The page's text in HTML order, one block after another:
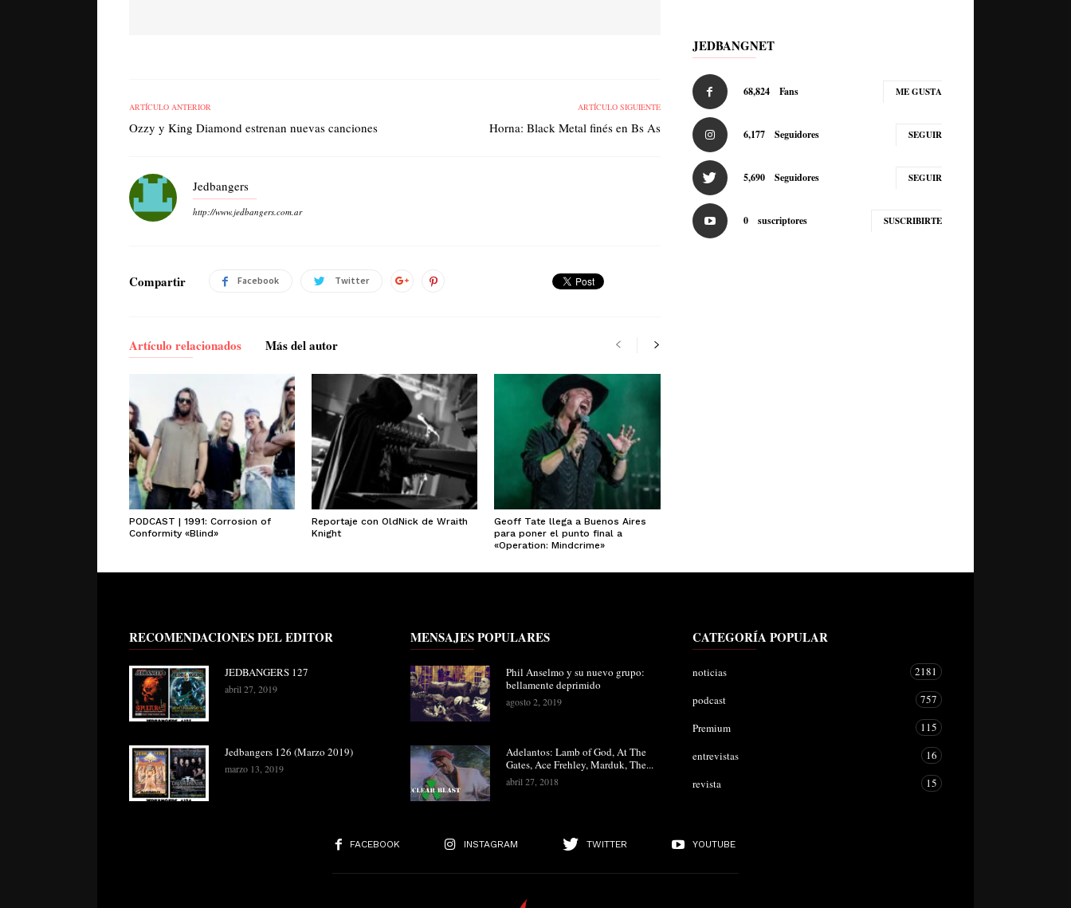
ARTÍCULO ANTERIOR
Ozzy y King Diamond estrenan nuevas canciones
ARTÍCULO SIGUIENTE
Horna: Black Metal finés en Bs As
Jedbangers
http://www.jedbangers.com.ar
Compartir Facebook Twitter
Artículo relacionados Más del autor
PODCAST | 1991: Corrosion of
Conformity «Blind»
Reportaje con OldNick de Wraith
Knight
Geoff Tate llega a Buenos Aires
para poner el punto final a
«Operation: Mindcrime»
JEDBANGNET
68,824 Fans ME GUSTA
6,177 Seguidores SEGUIR
5,690 Seguidores SEGUIR
0 suscriptores SUSCRIBIRTE
RECOMENDACIONES DEL EDITOR
JEDBANGERS 127
abril 27, 2019
Jedbangers 126 (Marzo 2019)
marzo 13, 2019
MENSAJES POPULARES
Phil Anselmo y su nuevo grupo:
bellamente deprimido
agosto 2, 2019
Adelantos: Lamb of God, At The
Gates, Ace Frehley, Marduk, The...
abril 27, 2018
CATEGORÍA POPULAR
noticias
2181
podcast
757
Premium
115
entrevistas
16
revista
15
FACEBOOK INSTAGRAM TWITTER YOUTUBE